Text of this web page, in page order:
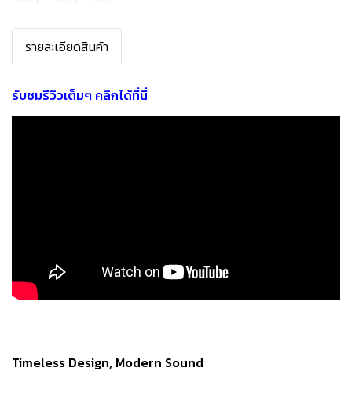
รายละเอียดสินค้า
รับชมรีวิวเต็มๆ คลิกได้ที่นี่
Timeless Design, Modern Sound